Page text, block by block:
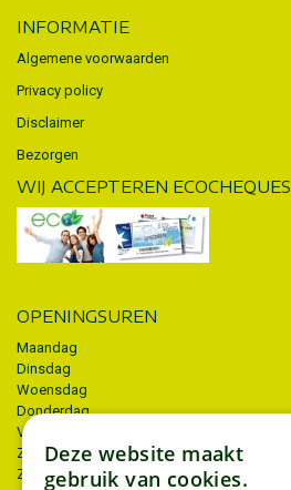
INFORMATIE
Algemene voorwaarden
Privacy policy
Disclaimer
Bezorgen
WIJ ACCEPTEREN ECOCHEQUES
OPENINGSUREN
Maandag
Dinsdag
Woensdag
Donderdag
Vrijdag
Zaterdag
Zondag
Deze website maakt
gebruik van cookies.